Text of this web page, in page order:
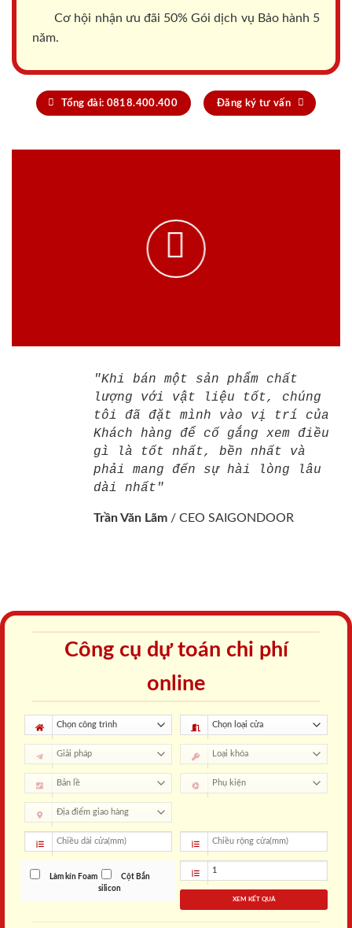
Cơ hội nhận ưu đãi 50% Gói dịch vụ Bảo hành 5
năm.
Tổng đài: 0818.400.400 Đăng ký tư vấn
"Khi bán một sản phẩm chất
lượng với vật liệu tốt, chúng
tôi đã đặt mình vào vị trí của
Khách hàng để cố gắng xem điều
gì là tốt nhất, bền nhất và
phải mang đến sự hài lòng lâu
dài nhất"
Trần Văn Lãm / CEO SAIGONDOOR
Công cụ dự toán chi phí
online
Làm kín Foam
Cột Bắn
silicon
XEM KẾT QUẢ